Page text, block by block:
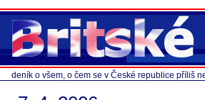
deník o všem, o čem se v České republice příliš